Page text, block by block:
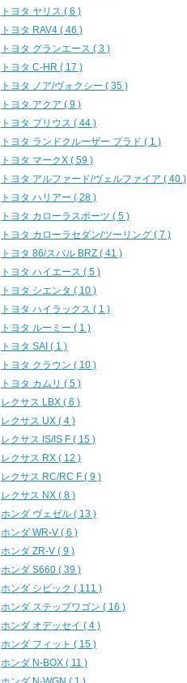
トヨタ ヤリス ( 6 )
トヨタ RAV4 ( 46 )
トヨタ グランエース ( 3 )
トヨタ C-HR ( 17 )
トヨタ ノア/ヴォクシー ( 35 )
トヨタ アクア ( 9 )
トヨタ プリウス ( 44 )
トヨタ ランドクルーザー プラド ( 1 )
トヨタ マークX ( 59 )
トヨタ アルファード/ヴェルファイア ( 40 )
トヨタ ハリアー ( 28 )
トヨタ カローラスポーツ ( 5 )
トヨタ カローラセダン/ツーリング ( 7 )
トヨタ 86/スバル BRZ ( 41 )
トヨタ ハイエース ( 5 )
トヨタ シエンタ ( 10 )
トヨタ ハイラックス ( 1 )
トヨタ ルーミー ( 1 )
トヨタ SAI ( 1 )
トヨタ クラウン ( 10 )
トヨタ カムリ ( 5 )
レクサス LBX ( 6 )
レクサス UX ( 4 )
レクサス IS/IS F ( 15 )
レクサス RX ( 12 )
レクサス RC/RC F ( 9 )
レクサス NX ( 8 )
ホンダ ヴェゼル ( 13 )
ホンダ WR-V ( 6 )
ホンダ ZR-V ( 9 )
ホンダ S660 ( 39 )
ホンダ シビック ( 111 )
ホンダ ステップワゴン ( 16 )
ホンダ オデッセイ ( 4 )
ホンダ フィット ( 15 )
ホンダ N-BOX ( 11 )